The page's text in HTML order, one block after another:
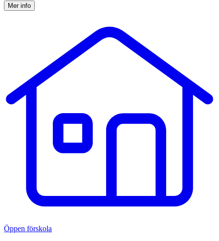
Mer info
Öppen förskola